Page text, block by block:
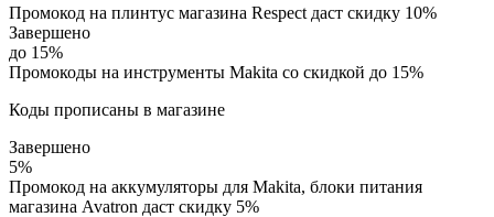
Промокод на плинтус магазина Respect даст скидку 10%
Завершено
до 15%
Промокоды на инструменты Makita со скидкой до 15%
Коды прописаны в магазине
Завершено
5%
Промокод на аккумуляторы для Makita, блоки питания
магазина Avatron даст скидку 5%